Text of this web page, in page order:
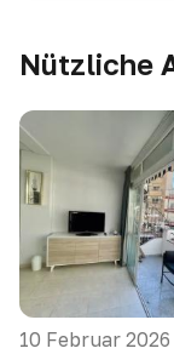
Nützliche
10 Februar 2026